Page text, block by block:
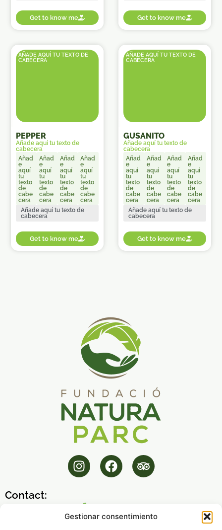
Gestionar consentimiento
Get to know me Get to know me
AÑADE AQUÍ TU TEXTO DE
CABECERA
PEPPER
Añade aquí tu texto de
cabecera
Añad
e
aquí
tu
texto
de
cabe
cera
Añad
e
aquí
tu
texto
de
cabe
cera
Añad
e
aquí
tu
texto
de
cabe
cera
Añad
e
aquí
tu
texto
de
cabe
cera
Añade aquí tu texto de
cabecera
Get to know me
AÑADE AQUÍ TU TEXTO DE
CABECERA
GUSANITO
Añade aquí tu texto de
cabecera
Añad
e
aquí
tu
texto
de
cabe
cera
Añad
e
aquí
tu
texto
de
cabe
cera
Añad
e
aquí
tu
texto
de
cabe
cera
Añad
e
aquí
tu
texto
de
cabe
cera
Añade aquí tu texto de
cabecera
Get to know me
Contact: